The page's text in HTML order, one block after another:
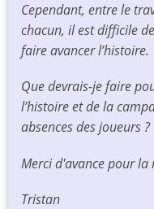
Cependant, entre le
chacun, il est difficile
faire avancer l’histoire.
Que devrais-je faire
l’histoire et de la
absences des joueurs ?
Merci d'avance pour la
Tristan